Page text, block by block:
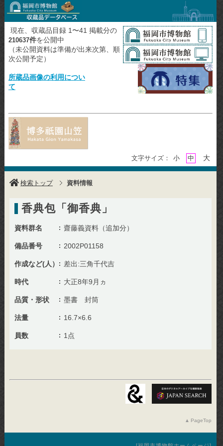
現在、収蔵品目録 1〜41 掲載分の
210637件を公開中
（未公開資料は準備が出来次第、順
次公開予定）
所蔵品画像の利用につい
て
文字サイズ： 小 中 大
検索トップ 資料情報
香典包「御香典」
資料群名 齋藤義資料（追加分）
備品番号 2002P01158
作成など(人） 差出:三角千代吉
時代 大正8年9月ヵ
品質・形状 墨書 封筒
法量 16.7×6.6
員数 1点
PageTop